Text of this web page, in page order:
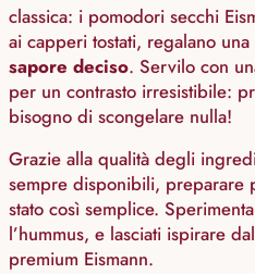
classica: i pomodori secchi
ai capperi tostati, regalano una
sapore deciso. Servilo con
per un contrasto irresistibile:
bisogno di scongelare nulla!
Grazie alla qualità degli
sempre disponibili, preparare
stato così semplice.
l’hummus, e lasciati ispirare
premium Eismann.